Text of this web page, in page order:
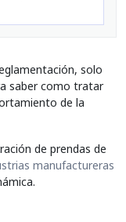
solo
saber como tratar
de la
de prendas de
manufactureras